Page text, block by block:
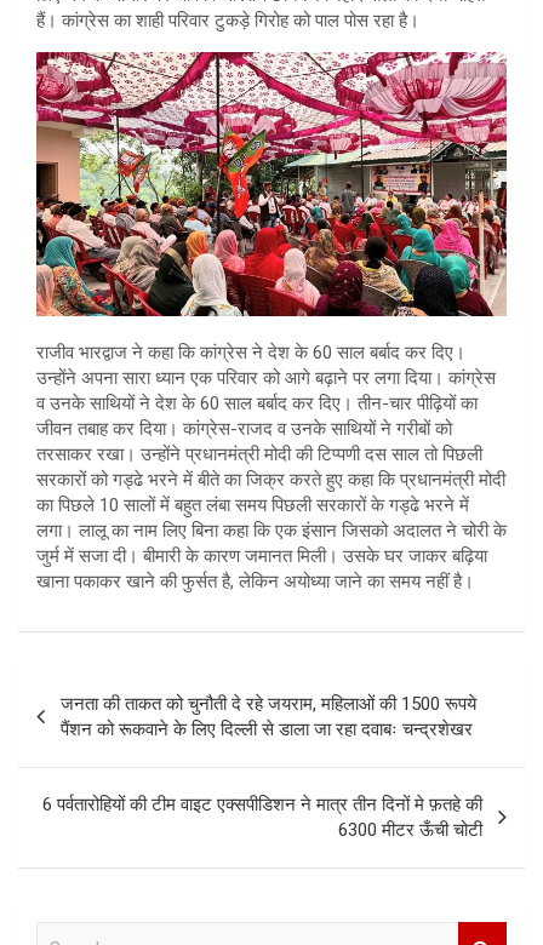
हैं। कांग्रेस का शाही परिवार टुकड़े गिरोह को पाल पोस रहा है।
राजीव भारद्वाज ने कहा कि कांग्रेस ने देश के 60 साल बर्बाद कर दिए।
उन्होंने अपना सारा ध्यान एक परिवार को आगे बढ़ाने पर लगा दिया। कांग्रेस
व उनके साथियों ने देश के 60 साल बर्बाद कर दिए। तीन-चार पीढ़ियों का
जीवन तबाह कर दिया। कांग्रेस-राजद व उनके साथियों ने गरीबों को
तरसाकर रखा। उन्होंने प्रधानमंत्री मोदी की टिप्पणी दस साल तो पिछली
सरकारों को गड्ढे भरने में बीते का जिक्र करते हुए कहा कि प्रधानमंत्री मोदी
का पिछले 10 सालों में बहुत लंबा समय पिछली सरकारों के गड्ढे भरने में
लगा। लालू का नाम लिए बिना कहा कि एक इंसान जिसको अदालत ने चोरी के
जुर्म में सजा दी। बीमारी के कारण जमानत मिली। उसके घर जाकर बढ़िया
खाना पकाकर खाने की फुर्सत है, लेकिन अयोध्या जाने का समय नहीं है।
navigation
जनता की ताकत को चुनौती दे रहे जयराम, महिलाओं की 1500 रूपये
पैंशन को रूकवाने के लिए दिल्ली से डाला जा रहा दवाबः चन्द्रशेखर
6 पर्वतारोहियों की टीम वाइट एक्सपीडिशन ने मात्र तीन दिनों मे फ़तहे की
6300 मीटर ऊँची चोटी